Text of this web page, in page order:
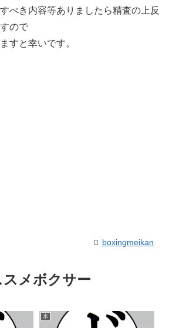
べき内容等ありましたら精査の上反
ので
すと幸いです。
boxingmeikan
メボクサー
米